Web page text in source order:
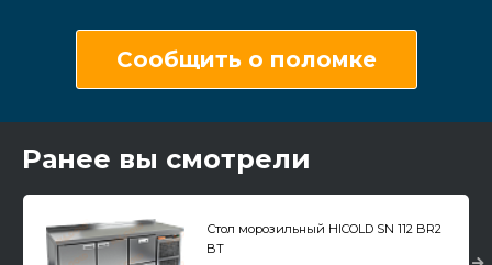
Сообщить о поломке
Ранее вы смотрели
Стол морозильный HICOLD SN 112 BR2
BT